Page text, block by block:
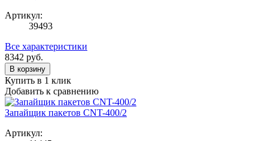
Артикул:
39493
Все характеристики
8342 руб.
В корзину
Купить в 1 клик
Добавить к сравнению
Запайщик пакетов CNT-400/2
Артикул: